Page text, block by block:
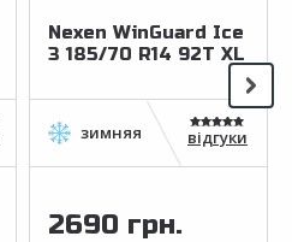
Nexen WinGuard Ice
3 185/70 R14 92T XL
відгуки
2690 грн.